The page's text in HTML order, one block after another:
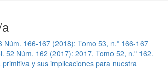
Núm. 166-167 (2018): Tomo 53, n.º 166-167
52 Núm. 162 (2017): 2017, Tomo 52, n.º 162.
y sus implicaciones para nuestra